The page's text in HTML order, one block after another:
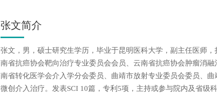
张文简介
张文，男，硕士研究生学历，毕业于昆明医科大学，副主任医师
南省抗癌协会靶向治疗专业委员会会员、云南省抗癌协会肿瘤消
南省转化医学会介入学分会委员、曲靖市放射专业委员会委员、
微创介入治疗。发表SCI 10篇，专利5项，主持或参与院内及省级